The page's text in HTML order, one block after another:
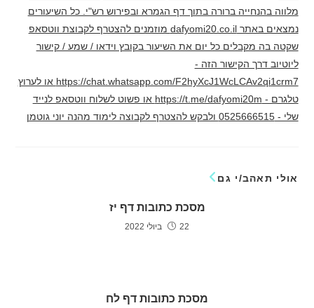
מלווה בהנחייה ברורה בתוך דף הגמרא ובפירוש רש"י. כל השיעורים
נמצאים באתר dafyomi20.co.il מוזמנים להצטרף לקבוצת ווטסאפ
שקטה בה מקבלים כל יום את השיעור בקובץ וידאו / שמע / קישור
ליוטיוב דרך הקישור הזה -
https://chat.whatsapp.com/F2hyXcJ1WcLCAv2qi1crm7 או לערוץ
טלגרם - https://t.me/dafyomi20m או פשוט לשלוח ווטסאפ לנייד
שלי - 0525666515 ולבקש להצטרף לקבוצה לימוד מהנה יוני גוטמן
אולי תאהב/י גם
מסכת כתובות דף יז
22 ביולי 2022
מסכת כתובות דף לח